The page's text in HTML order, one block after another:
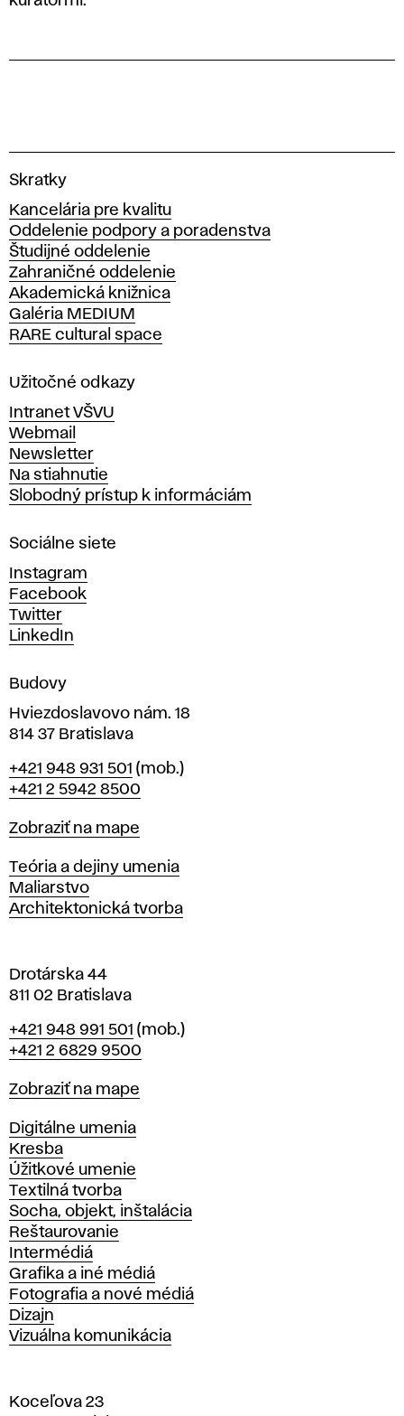
V
s
o
k
á
š
k
o
a
ý
t
v
a
r
ý
c
h
u
m
e
í
v
r
a
i
l
a
v
Skratky
Kancelária pre kvalitu
Oddelenie podpory a poradenstva
Študijné oddelenie
Zahraničné oddelenie
Akademická knižnica
Galéria MEDIUM
RARE cultural space
Užitočné odkazy
Intranet VŠVU
Webmail
Newsletter
Na stiahnutie
Slobodný prístup k informáciám
Sociálne siete
Instagram
Facebook
Twitter
LinkedIn
Budovy
Hviezdoslavovo nám. 18
814 37 Bratislava
Telefón
+421 948 931 501 (mob.)
+421 2 5942 8500
Mapa
Zobraziť na mape
Katedry
Teória a dejiny umenia
Maliarstvo
Architektonická tvorba
Drotárska 44
811 02 Bratislava
Telefón
+421 948 991 501 (mob.)
+421 2 6829 9500
Mapa
Zobraziť na mape
Katedry
Digitálne umenia
Kresba
Úžitkové umenie
Textilná tvorba
Socha, objekt, inštalácia
Reštaurovanie
Intermédiá
Grafika a iné médiá
Fotografia a nové médiá
Dizajn
Vizuálna komunikácia
Koceľova 23